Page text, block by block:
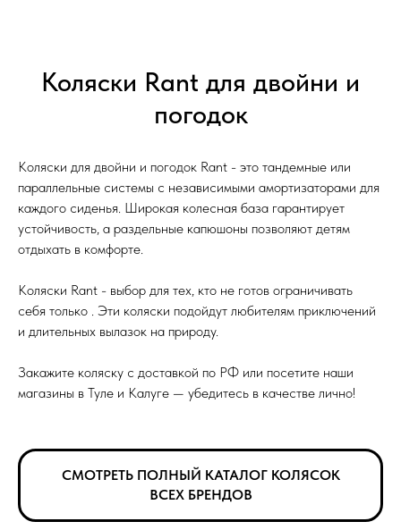
Коляски Rant для двойни и
погодок
Коляски для двойни и погодок Rant - это тандемные или
параллельные системы с независимыми амортизаторами для
каждого сиденья. Широкая колесная база гарантирует
устойчивость, а раздельные капюшоны позволяют детям
отдыхать в комфорте.
Коляски Rant - выбор для тех, кто не готов ограничивать
себя только . Эти коляски подойдут любителям приключений
и длительных вылазок на природу.
Закажите коляску с доставкой по РФ или посетите наши
магазины в Туле и Калуге — убедитесь в качестве лично!
СМОТРЕТЬ ПОЛНЫЙ КАТАЛОГ КОЛЯСОК
ВСЕХ БРЕНДОВ